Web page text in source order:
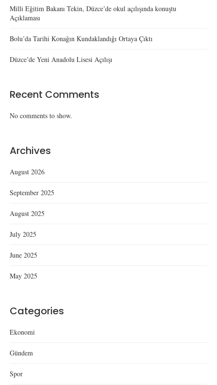
Milli Eğitim Bakanı Tekin, Düzce’de okul açılışında konuştu
Açıklaması
Bolu’da Tarihi Konağın Kundaklandığı Ortaya Çıktı
Düzce’de Yeni Anadolu Lisesi Açılışı
Recent Comments
No comments to show.
Archives
August 2026
September 2025
August 2025
July 2025
June 2025
May 2025
Categories
Ekonomi
Gündem
Spor